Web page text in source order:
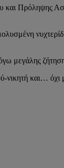
και Πρόληψης
μεγάλης
νικητή και… όχι